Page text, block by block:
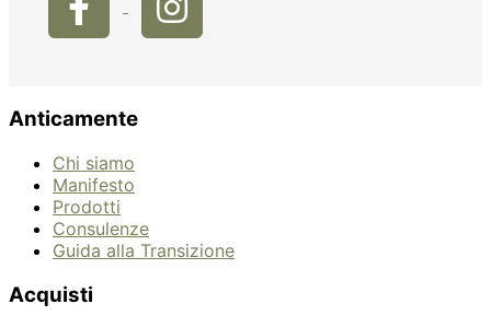
Anticamente
Chi siamo
Manifesto
Prodotti
Consulenze
Guida alla Transizione
Acquisti